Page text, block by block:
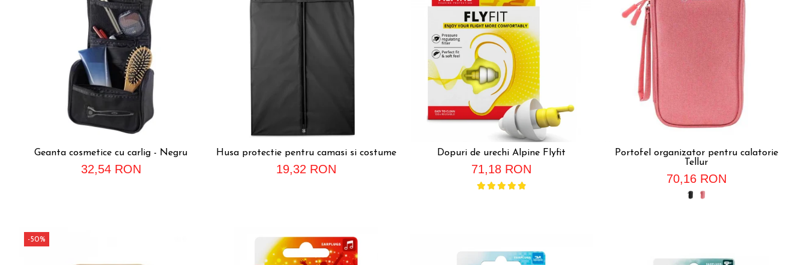
Reduceri bagaje
Geanta cosmetice cu carlig - Negru
32,54 RON
Husa protectie pentru camasi si costume
19,32 RON
Dopuri de urechi Alpine Flyfit
71,18 RON
Portofel organizator pentru calatorie
Tellur
70,16 RON
-50%